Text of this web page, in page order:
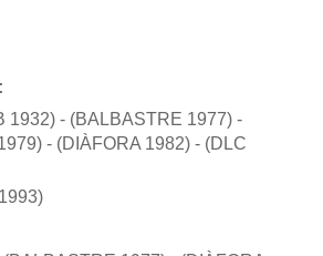
1932) - (BALBASTRE 1977) -
- (DIÀFORA 1982) - (DLC